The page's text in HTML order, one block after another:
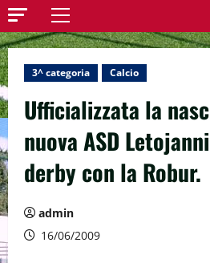
Menu
principale
3^ categoria Calcio
Ufficializzata la
nuova ASD
derby con la Robur.
admin
16/06/2009